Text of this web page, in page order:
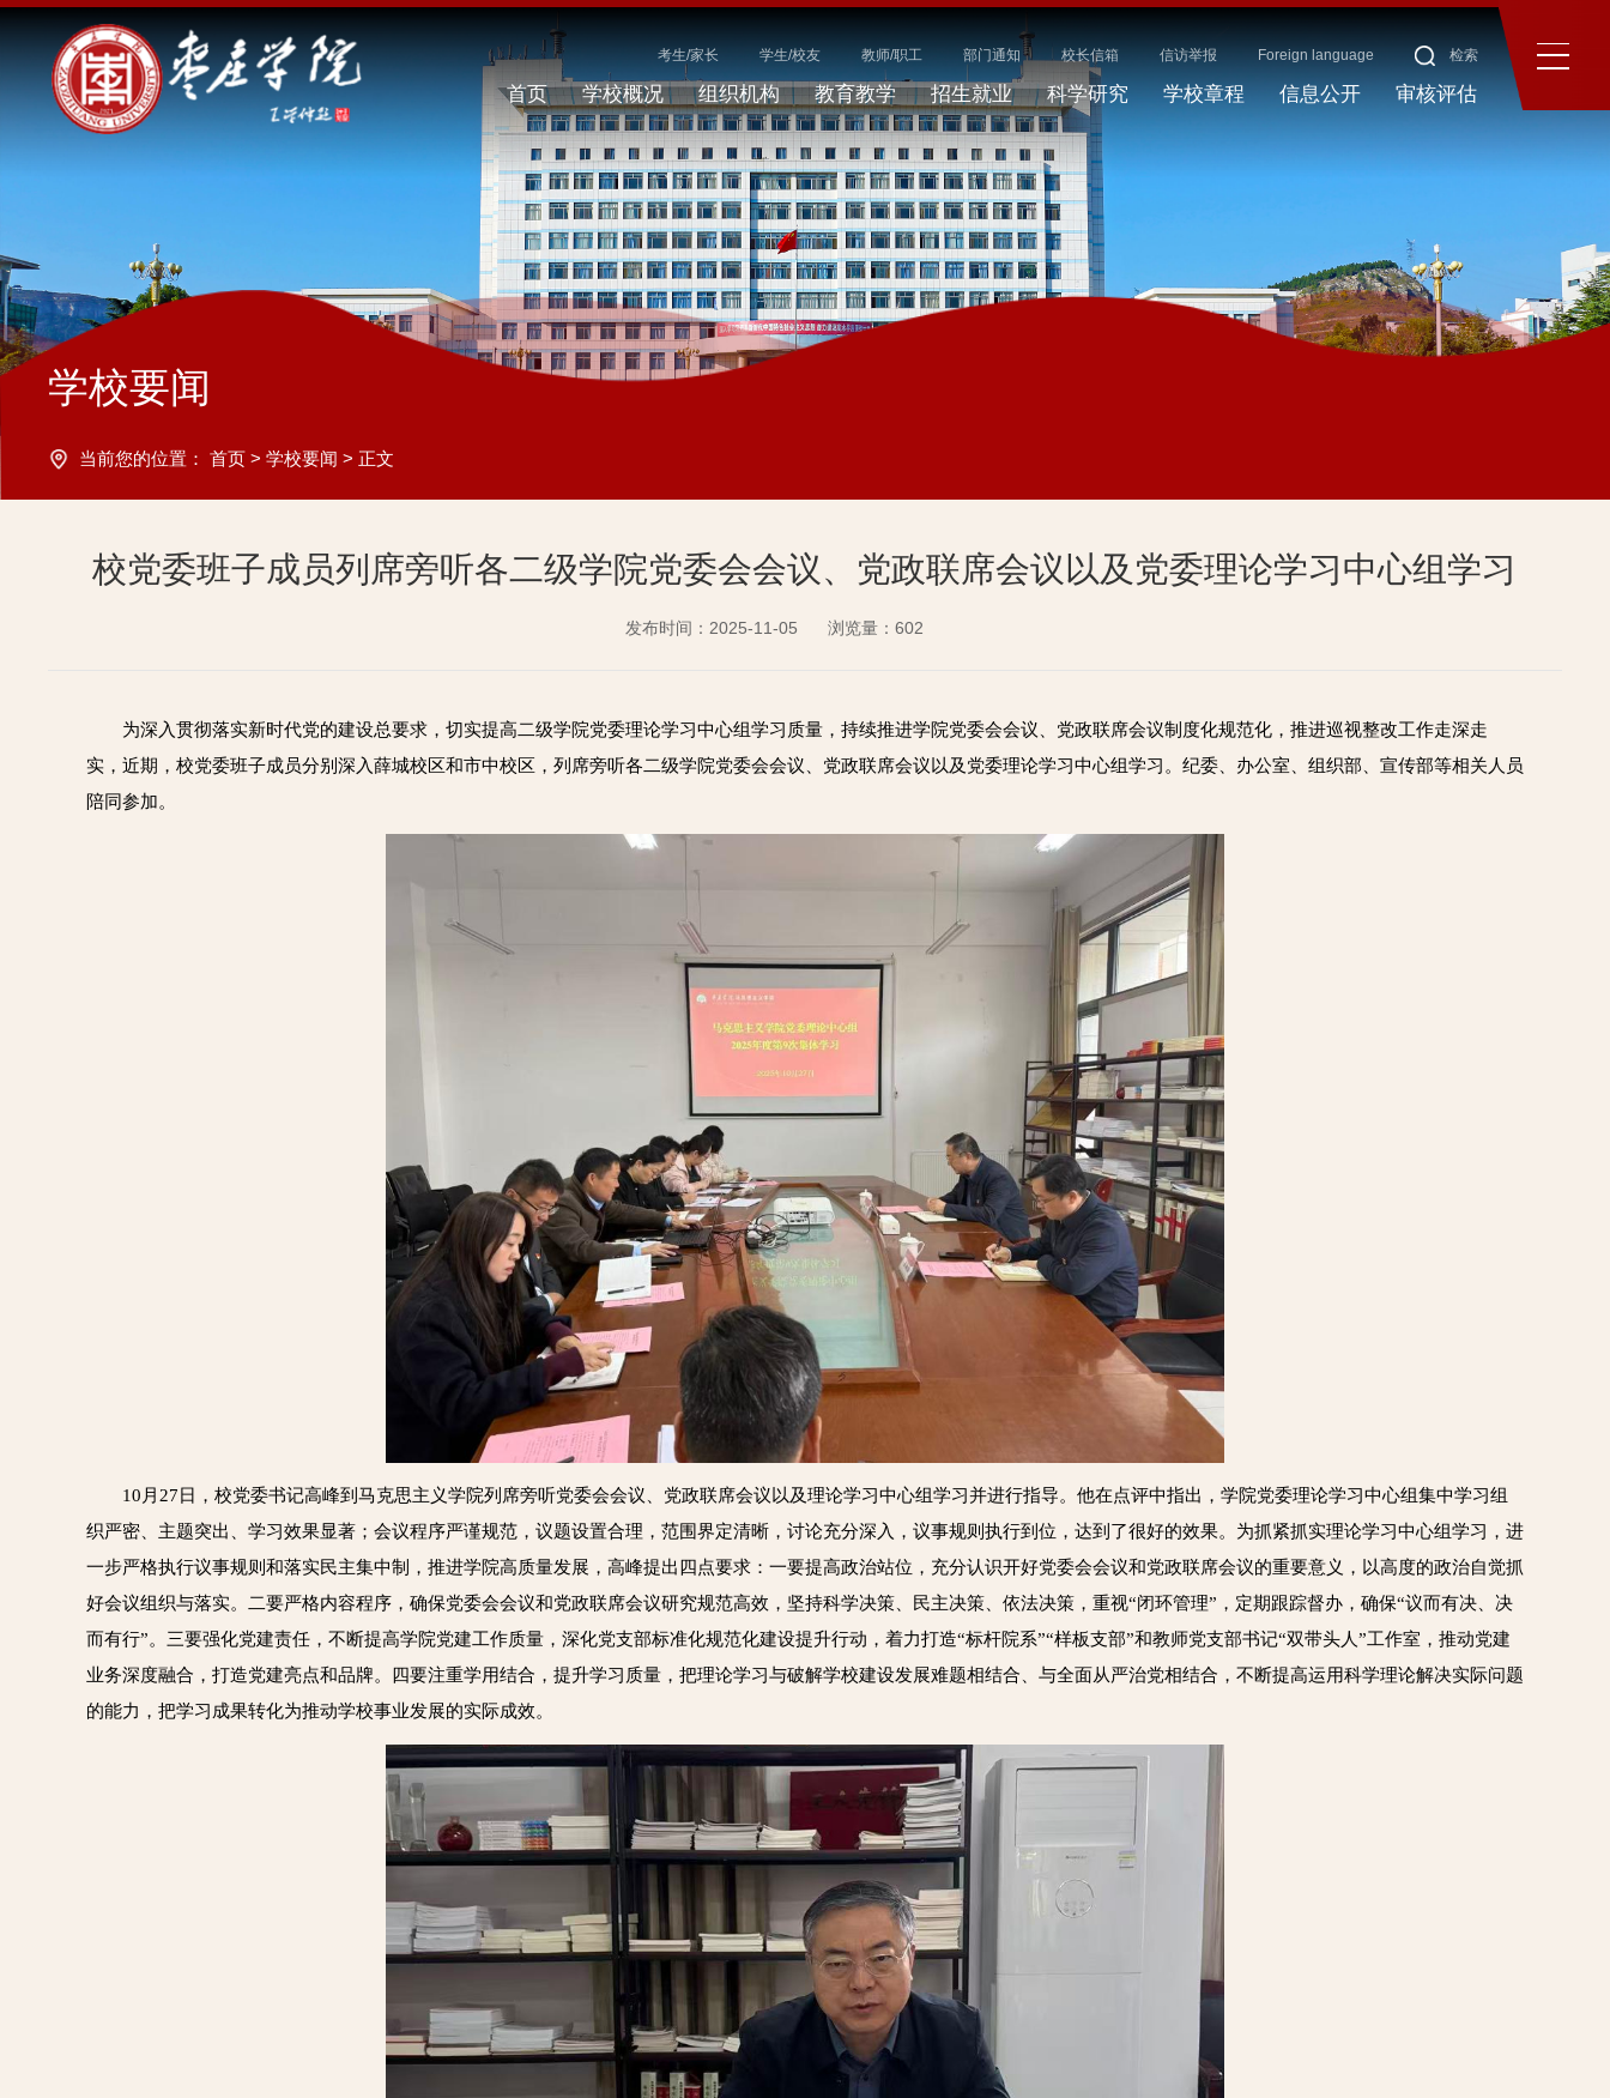
考生/家长 学生/校友 教师/职工 部门通知 校长信箱 信访举报 Foreign language 检索
首页 学校概况 组织机构 教育教学 招生就业 科学研究 学校章程 信息公开 审核评估
学校要闻
当前您的位置： 首页> 学校要闻 > 正文
校党委班子成员列席旁听各二级学院党委会会议、党政联席会议以及党委理论学习中心组学习
发布时间：2025-11-05 浏览量：602
为深入贯彻落实新时代党的建设总要求，切实提高二级学院党委理论学习中心组学习质量，持续推进学院党委会会议、党政联席会议制度化规范化，推进巡视整改工作走深走
实，近期，校党委班子成员分别深入薛城校区和市中校区，列席旁听各二级学院党委会会议、党政联席会议以及党委理论学习中心组学习。纪委、办公室、组织部、宣传部等相关人员
陪同参加。
10月27日，校党委书记高峰到马克思主义学院列席旁听党委会会议、党政联席会议以及理论学习中心组学习并进行指导。他在点评中指出，学院党委理论学习中心组集中学习组
织严密、主题突出、学习效果显著；会议程序严谨规范，议题设置合理，范围界定清晰，讨论充分深入，议事规则执行到位，达到了很好的效果。为抓紧抓实理论学习中心组学习，进
一步严格执行议事规则和落实民主集中制，推进学院高质量发展，高峰提出四点要求：一要提高政治站位，充分认识开好党委会会议和党政联席会议的重要意义，以高度的政治自觉抓
好会议组织与落实。二要严格内容程序，确保党委会会议和党政联席会议研究规范高效，坚持科学决策、民主决策、依法决策，重视“闭环管理”，定期跟踪督办，确保“议而有决、决
而有行”。三要强化党建责任，不断提高学院党建工作质量，深化党支部标准化规范化建设提升行动，着力打造“标杆院系”“样板支部”和教师党支部书记“双带头人”工作室，推动党建
业务深度融合，打造党建亮点和品牌。四要注重学用结合，提升学习质量，把理论学习与破解学校建设发展难题相结合、与全面从严治党相结合，不断提高运用科学理论解决实际问题
的能力，把学习成果转化为推动学校事业发展的实际成效。